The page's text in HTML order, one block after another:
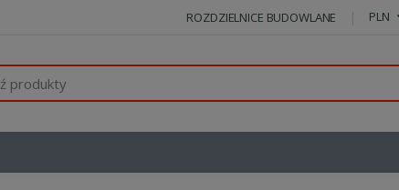
ROZDZIELNICE BUDOWLANE PLN